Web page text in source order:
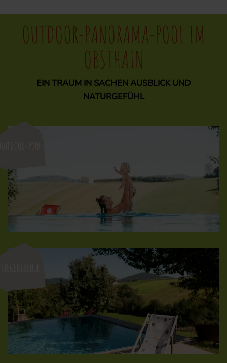
OUTDOOR-PANORAMA-POOL IM
OBSTHAIN
EIN TRAUM IN SACHEN AUSBLICK UND
NATURGEFÜHL